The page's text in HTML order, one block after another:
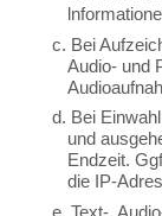
c. Bei
Audio- und
d. Bei
und
Endzeit.
die IP-
e. Text-,